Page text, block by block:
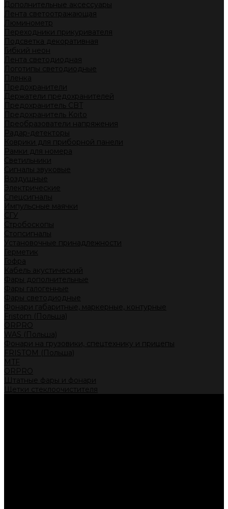
Дополнительные аксессуары
Лента светоотражающая
Люминометр
Переходники прикуривателя
Подсветка декоративная
Гибкий неон
Лента светодиодная
Логотипы светодиодные
Пленка
Предохранители
Держатели предохранителей
Предохранитель CBT
Предохранитель Koito
Преобразователи напряжения
Радар-детекторы
Коврики для приборной панели
Рамки для номера
Светильники
Сигналы звуковые
Воздушные
Электрические
Спецсигналы
Импульсные маячки
СГУ
Стробоскопы
Стопсигналы
Установочные принадлежности
Герметик
Гофра
Кабель акустический
Фары дополнительные
Фары галогенные
Фары светодиодные
Фонари габаритные, маркерные, контурные
Fristom (Польша)
ORPRO
WAS (Польша)
Фонари на грузовики, спецтехнику и прицепы
FRISTOM (Польша)
MTF
ORPRO
Штатные фары и фонари
Щетки стеклоочистителя